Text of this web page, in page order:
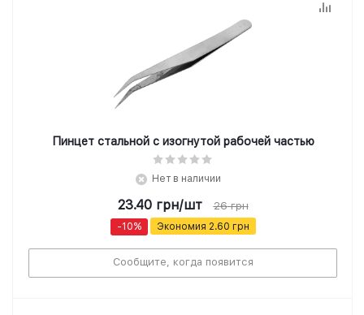
Пинцет стальной с изогнутой рабочей частью
Нет в наличии
23.40грн/шт 26грн
-10% Экономия 2.60 грн
Сообщите, когда появится